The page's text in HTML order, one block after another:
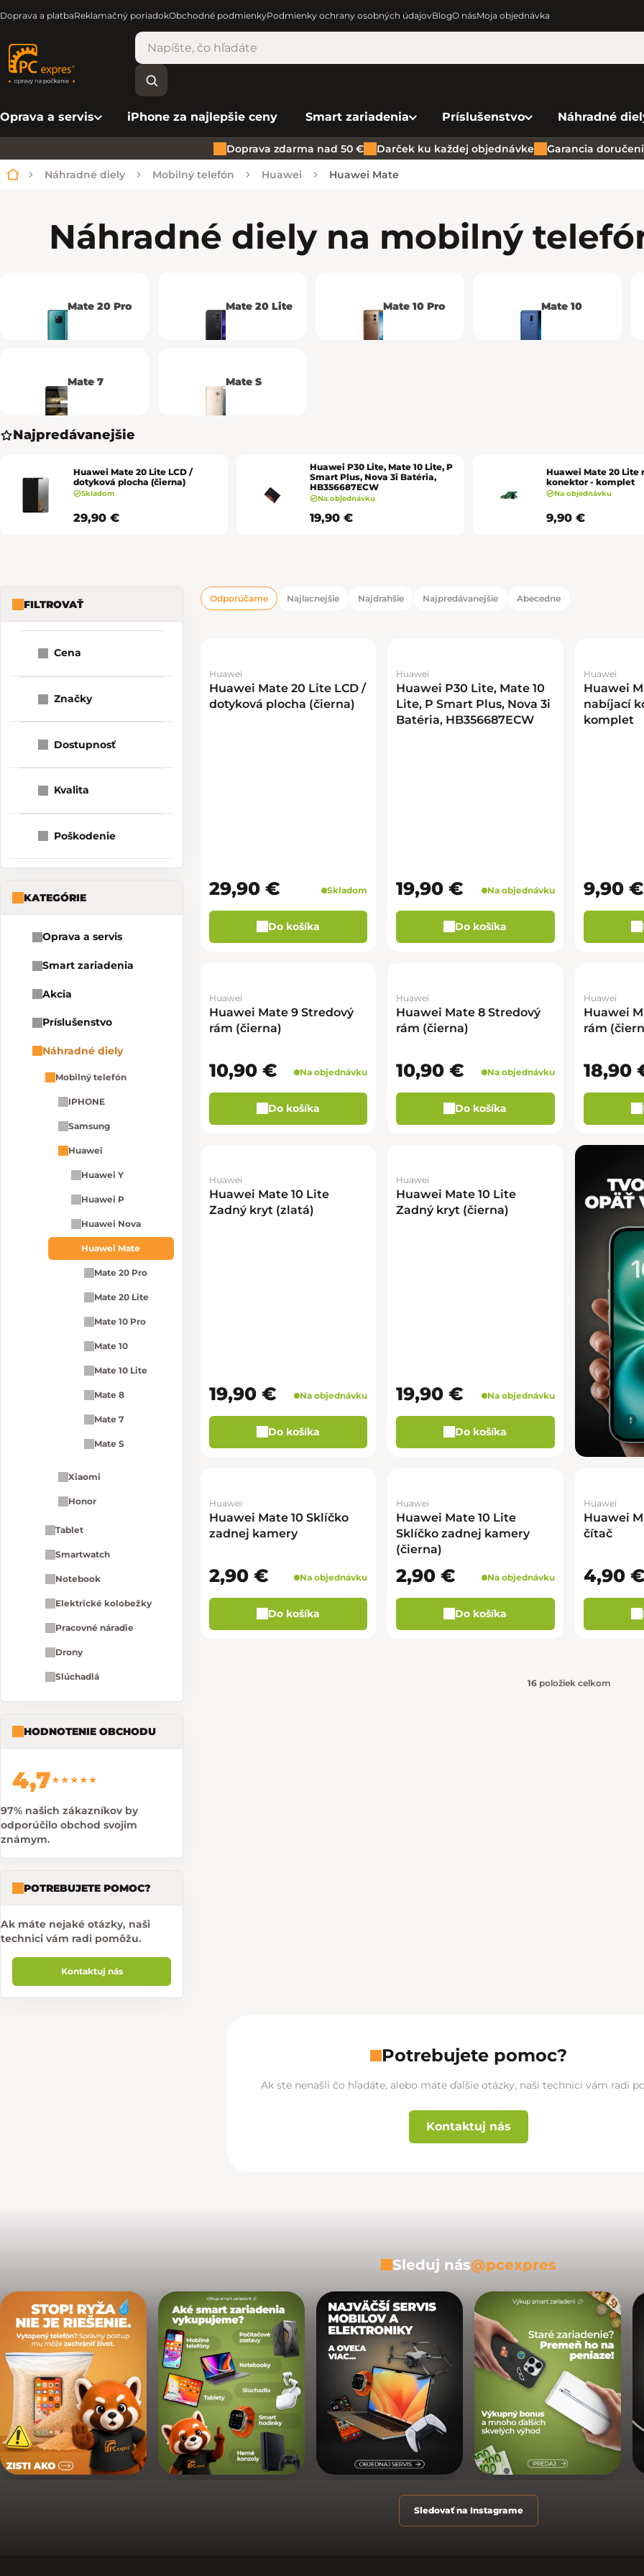
Doprava a platbaReklamačný poriadokObchodné podmienkyPodmienky ochrany osobných údajovBlogO násMoja objednávka
Oprava a servis iPhone za najlepšie ceny Smart zariadenia Príslušenstvo Náhradné
Doprava zdarma nad 50 € Darček ku každej objednávke Garancia
Domov
Náhradné diely Mobilný telefón Huawei Huawei Mate
Náhradné diely na mobilný
Mate 20 Pro Mate 20 Lite Mate 10 Pro Mate 10
Mate 7 Mate S
Najpredávanejšie
Huawei Mate 20 Lite LCD /
dotyková plocha (čierna)
Skladom
29,90 €
Huawei P30 Lite, Mate 10 Lite, P
Smart Plus, Nova 3i Batéria,
HB356687ECW
Na objednávku
19,90 €
Huawei Mate 20 Lite
konektor - komplet
Na objednávku
9,90 €
Bočný panel
FILTROVAŤ
Cena
Značky
Dostupnosť
Kvalita
Poškodenie
KATEGÓRIE
Oprava a servis
Smart zariadenia
Akcia
Príslušenstvo
Náhradné diely
Mobilný telefón
IPHONE
Samsung
Huawei
Huawei Y
Huawei P
Huawei Nova
Huawei Mate
Mate 20 Pro
Mate 20 Lite
Mate 10 Pro
Mate 10
Mate 10 Lite
Mate 8
Mate 7
Mate S
Xiaomi
Honor
Tablet
Smartwatch
Notebook
Elektrické kolobežky
Pracovné náradie
Drony
Slúchadlá
HODNOTENIE OBCHODU
4,7★★★★★
97% našich zákazníkov by
odporúčilo obchod svojim
známym.
POTREBUJETE POMOC?
Ak máte nejaké otázky, naši
technici vám radi pomôžu.
Kontaktuj nás
Radenie produktov
Odporúčame Najlacnejšie Najdrahšie Najpredávanejšie Abecedne
Výpis produktov
Huawei
Huawei Mate 20 Lite LCD /
dotyková plocha (čierna)
29,90 € Skladom
Do košíka
Huawei
Huawei P30 Lite, Mate 10
Lite, P Smart Plus, Nova 3i
Batéria, HB356687ECW
19,90 € Na objednávku
Do košíka
Huawei
Huawei
nabíjací
komplet
9,90 €
Huawei
Huawei Mate 9 Stredový
rám (čierna)
10,90 € Na objednávku
Do košíka
Huawei
Huawei Mate 8 Stredový
rám (čierna)
10,90 € Na objednávku
Do košíka
Huawei
Huawei
rám
18,90
Huawei
Huawei Mate 10 Lite
Zadný kryt (zlatá)
19,90 € Na objednávku
Do košíka
Huawei
Huawei Mate 10 Lite
Zadný kryt (čierna)
19,90 € Na objednávku
Do košíka
Huawei
Huawei Mate 10 Sklíčko
zadnej kamery
2,90 € Na objednávku
Do košíka
Huawei
Huawei Mate 10 Lite
Sklíčko zadnej kamery
(čierna)
2,90 € Na objednávku
Do košíka
Huawei
Huawei
čítač
4,90 €
16položiek celkom
Potrebujete pomoc?
Ak ste nenašli čo hľadáte, alebo máte ďalšie otázky, naši technici vám radi
Kontaktuj nás
Sleduj nás@pcexpres
Sledovať na Instagrame